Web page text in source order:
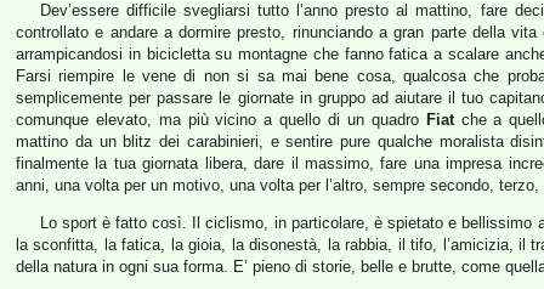
Dev’essere difficile svegliarsi tutto l’anno presto al mattino, fare
controllato e andare a dormire presto, rinunciando a gran parte della
arrampicandosi in bicicletta su montagne che fanno fatica a scalare
Farsi riempire le vene di non si sa mai bene cosa, qualcosa che
semplicemente per passare le giornate in gruppo ad aiutare il tuo
comunque elevato, ma più vicino a quello di un quadro Fiatche a
mattino da un blitz dei carabinieri, e sentire pure qualche moralista
finalmente la tua giornata libera, dare il massimo, fare una impresa
anni, una volta per un motivo, una volta per l’altro, sempre secondo, terzo,
Lo sport è fatto così. Il ciclismo, in particolare, è spietato e
la sconfitta, la fatica, la gioia, la disonestà, la rabbia, il tifo, l’amicizia, il
della natura in ogni sua forma. E’ pieno di storie, belle e brutte, come